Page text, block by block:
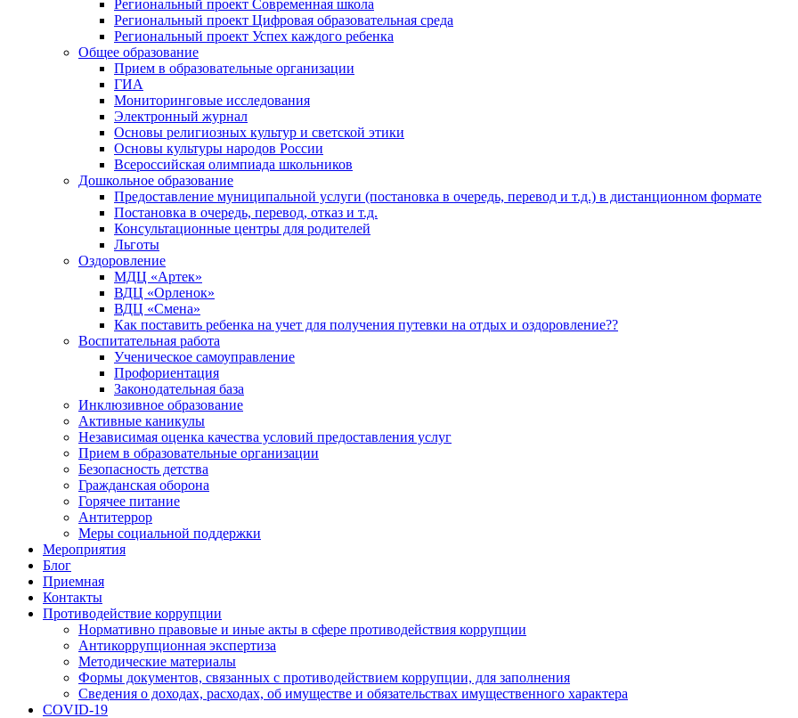
Региональный проект Современная школа
Региональный проект Цифровая образовательная среда
Региональный проект Успех каждого ребенка
Общее образование
Прием в образовательные организации
ГИА
Мониторинговые исследования
Электронный журнал
Основы религиозных культур и светской этики
Основы культуры народов России
Всероссийская олимпиада школьников
Дошкольное образование
Предоставление муниципальной услуги (постановка в очередь, перевод и т.д.) в дистанционном формате
Постановка в очередь, перевод, отказ и т.д.
Консультационные центры для родителей
Льготы
Оздоровление
МДЦ «Артек»
ВДЦ «Орленок»
ВДЦ «Смена»
Как поставить ребенка на учет для получения путевки на отдых и оздоровление??
Воспитательная работа
Ученическое самоуправление
Профориентация
Законодательная база
Инклюзивное образование
Активные каникулы
Независимая оценка качества условий предоставления услуг
Прием в образовательные организации
Безопасность детства
Гражданская оборона
Горячее питание
Антитеррор
Меры социальной поддержки
Мероприятия
Блог
Приемная
Контакты
Противодействие коррупции
Нормативно правовые и иные акты в сфере противодействия коррупции
Антикоррупционная экспертиза
Методические материалы
Формы документов, связанных с противодействием коррупции, для заполнения
Сведения о доходах, расходах, об имуществе и обязательствах имущественного характера
COVID-19